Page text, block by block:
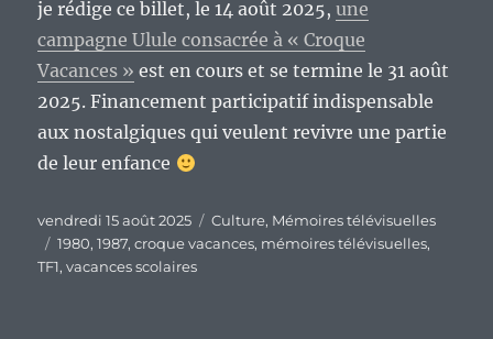
je rédige ce billet, le 14 août 2025,une
campagne Ulule consacrée à « Croque
Vacances » est en cours et se termine le 31 août
2025. Financement participatif indispensable
aux nostalgiques qui veulent revivre une partie
de leur enfance
Publié
le
vendredi 15 août 2025 Catégories
Culture, Mémoires télévisuelles
Étiquettes
1980,1987,croque vacances, mémoires télévisuelles,
TF1,vacances scolaires